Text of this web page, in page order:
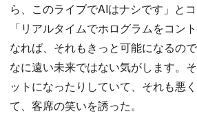
ら、このライブでAIはナシです」と
「リアルタイムでホログラムをコン
なれば、それもきっと可能になるの
なに遠い未来ではない気がします。
ットになったりしていて、それも悪
て、客席の笑いを誘った。